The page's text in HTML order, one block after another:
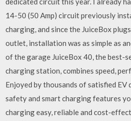
14-50 (50 Amp) circuit previously
charging, and since the JuiceBox
outlet, installation was as simple as
of the garage JuiceBox 40, the best-
charging station, combines speed,
Enjoyed by thousands of satisfied
safety and smart charging features
charging easy, reliable and cost-